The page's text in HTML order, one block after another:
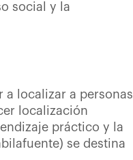
social y la
a localizar a personas
localización
práctico y la
se destina